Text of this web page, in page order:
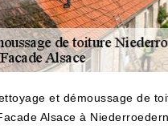
et démoussage de
Alsace à Niederroedern